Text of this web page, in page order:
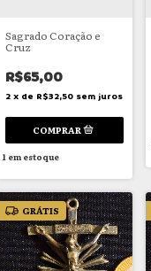
Sagrado Coração e
Cruz
R$65,00
2 x de R$32,50 sem juros
1em estoque
GRÁTIS